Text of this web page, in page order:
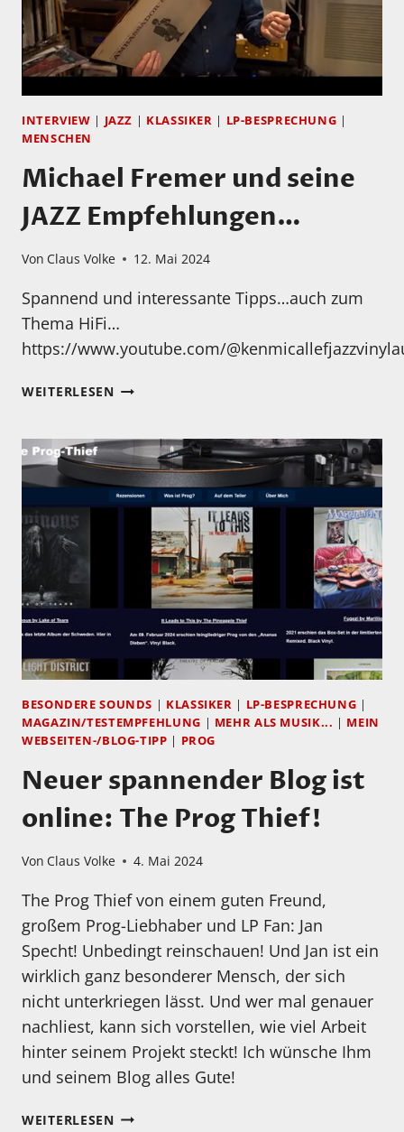
INTERVIEW | JAZZ | KLASSIKER | LP-BESPRECHUNG |
MENSCHEN
Michael Fremer und seine
JAZZ Empfehlungen…
Von Claus Volke 12. Mai 2024
Spannend und interessante Tipps…auch zum
Thema HiFi…
https://www.youtube.com/
WEITERLESENMICHAEL
SEINE
JAZZ
EMPFEHLUNGEN…
BESONDERE SOUNDS | KLASSIKER | LP-BESPRECHUNG |
MAGAZIN/TESTEMPFEHLUNG | MEHR ALS MUSIK... | MEIN
WEBSEITEN-/BLOG-TIPP | PROG
Neuer spannender Blog ist
online: The Prog Thief!
Von Claus Volke 4. Mai 2024
The Prog Thief von einem guten Freund,
großem Prog-Liebhaber und LP Fan: Jan
Specht! Unbedingt reinschauen! Und Jan ist ein
wirklich ganz besonderer Mensch, der sich
nicht unterkriegen lässt. Und wer mal genauer
nachliest, kann sich vorstellen, wie viel Arbeit
hinter seinem Projekt steckt! Ich wünsche Ihm
und seinem Blog alles Gute!
WEITERLESENNEUER